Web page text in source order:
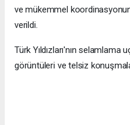
ve mükemmel
verildi.
Türk Yıldızları'nın selamlama
görüntüleri ve telsiz